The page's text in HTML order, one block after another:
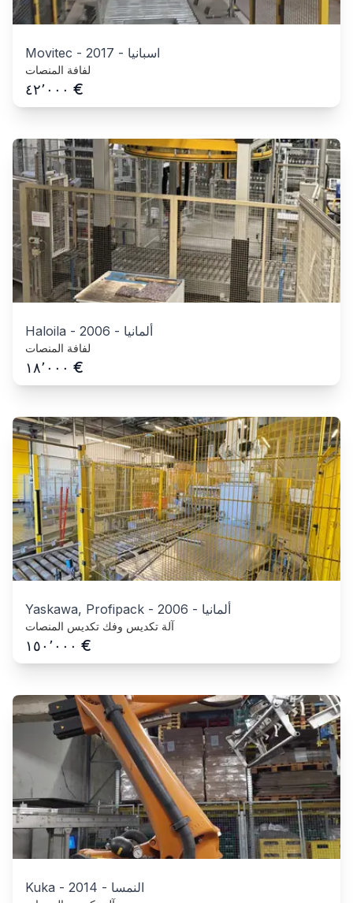
Movitec - 2017 - اسبانيا
لفافة المنصات
٤٢٬٠٠٠ €
Haloila - 2006 - ألمانيا
لفافة المنصات
١٨٬٠٠٠ €
Yaskawa, Profipack - 2006 - ألمانيا
آلة تكديس وفك تكديس المنصات
١٥٠٬٠٠٠ €
Kuka - 2014 - النمسا